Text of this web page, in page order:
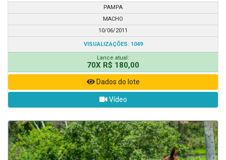
PAMPA
MACHO
10/06/2011
VISUALIZAÇÕES: 1049
Lance atual:
70X R$ 180,00
Dados do lote
Vídeo